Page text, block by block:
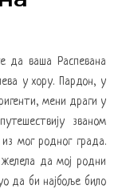
у хору. Пардон, у
мени драги у
званом
мог родног града.
да мој родни
да би најбоље било